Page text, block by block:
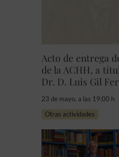
Acto de entrega
de la ACHH, a
Dr. D. Luis Gil
23 de mayo, a las 19:00 h
Otras actividades